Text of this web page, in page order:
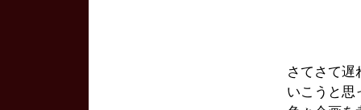
さてさて遅
いこうと思